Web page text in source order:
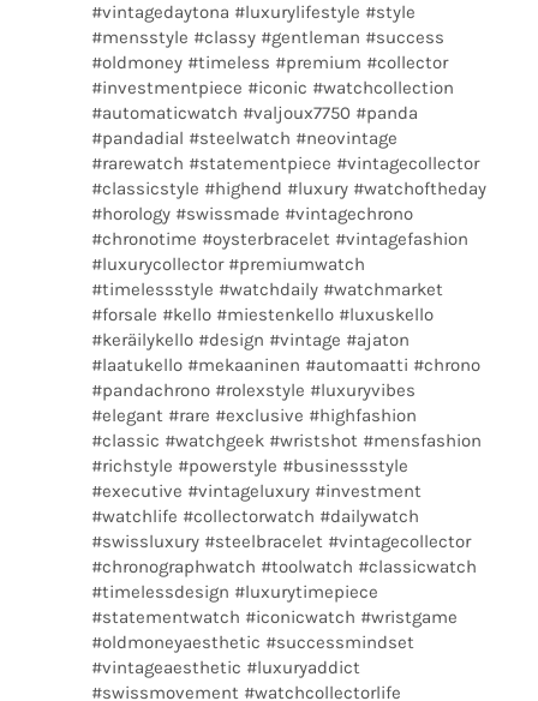
#vintagedaytona #luxurylifestyle #style
#mensstyle #classy #gentleman #success
#oldmoney #timeless #premium #collector
#investmentpiece #iconic #watchcollection
#automaticwatch #valjoux7750 #panda
#pandadial #steelwatch #neovintage
#rarewatch #statementpiece #vintagecollector
#classicstyle #highend #luxury #watchoftheday
#horology #swissmade #vintagechrono
#chronotime #oysterbracelet #vintagefashion
#luxurycollector #premiumwatch
#timelessstyle #watchdaily #watchmarket
#forsale #kello #miestenkello #luxuskello
#keräilykello #design #vintage #ajaton
#laatukello #mekaaninen #automaatti #chrono
#pandachrono #rolexstyle #luxuryvibes
#elegant #rare #exclusive #highfashion
#classic #watchgeek #wristshot #mensfashion
#richstyle #powerstyle #businessstyle
#executive #vintageluxury #investment
#watchlife #collectorwatch #dailywatch
#swissluxury #steelbracelet #vintagecollector
#chronographwatch #toolwatch #classicwatch
#timelessdesign #luxurytimepiece
#statementwatch #iconicwatch #wristgame
#oldmoneyaesthetic #successmindset
#vintageaesthetic #luxuryaddict
#swissmovement #watchcollectorlife